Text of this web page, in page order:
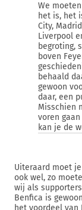
We
het is, het
City,
Liverpool
begroting,
boven
behaald
gewoon
daar, een
Misschien
voren
kan je de
Uiteraard moet
ook wel, zo
wij als
Benfica is
het voordeel van